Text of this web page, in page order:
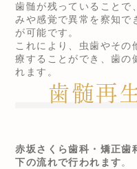
歯髄が残っていることで
みや感覚で異常を察知で
が可能です。
これにより、虫歯やその
療することができ、歯の
れます。
歯髄再
赤坂さくら歯科・矯正歯
下の流れで行われます。